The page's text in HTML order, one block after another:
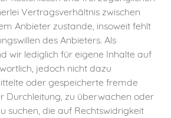
Vertragsverhältnis zwischen
Anbieter zustande, insoweit fehlt
des Anbieters. Als
wir lediglich für eigene Inhalte auf
jedoch nicht dazu
oder gespeicherte fremde
Durchleitung, zu überwachen oder
suchen, die auf Rechtswidrigkeit